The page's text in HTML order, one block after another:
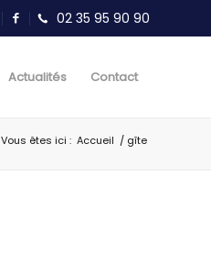
Actualités Contact
Vous êtes ici : Accueil / gîte